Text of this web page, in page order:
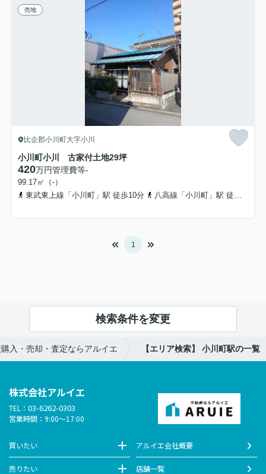
売地
比企郡小川町大字小川
小川町小川 古家付土地29坪
420万円管理費等-
99.17㎡（-）
東武東上線「小川町」駅 徒歩10分
八高線「小川町」駅 徒歩10分
1
検索条件を変更
入・売却・査定ならアルイエ 【エリア検索】 小川町駅の一覧
株式会社アルイエ
TEL： 03-6262-0303
営業時間：9:00～17:00
買いたい
売りたい
アルイエ会社概要
店舗一覧